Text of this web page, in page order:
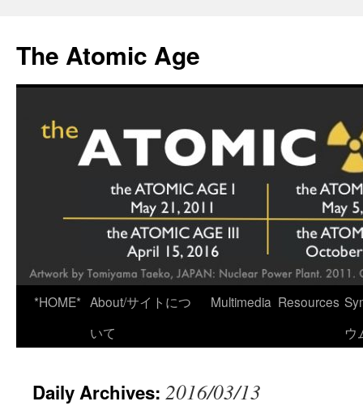
content
The Atomic Age
*HOME* About/サイトにつ
いて
Multimedia Resources
ウ
Daily Archives: 2016/03/13